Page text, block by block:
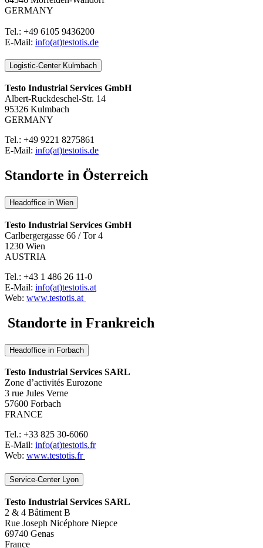
GERMANY
Tel.: +49 6105 9436200
E-Mail: info(at)testotis.de
Logistic-Center Kulmbach
Testo Industrial Services GmbH
Albert-Ruckdeschel-Str. 14
95326 Kulmbach
GERMANY
Tel.: +49 9221 8275861
E-Mail: info(at)testotis.de
Standorte in Österreich
Headoffice in Wien
Testo Industrial Services GmbH
Carlbergergasse 66 / Tor 4
1230 Wien
AUSTRIA
Tel.: +43 1 486 26 11-0
E-Mail: info(at)testotis.at
Web: www.testotis.at
Standorte in Frankreich
Headoffice in Forbach
Testo Industrial Services SARL
Zone d’activités Eurozone
3 rue Jules Verne
57600 Forbach
FRANCE
Tel.: +33 825 30-6060
E-Mail: info(at)testotis.fr
Web: www.testotis.fr
Service-Center Lyon
Testo Industrial Services SARL
2 & 4 Bâtiment B
Rue Joseph Nicéphore Niepce
69740 Genas
France